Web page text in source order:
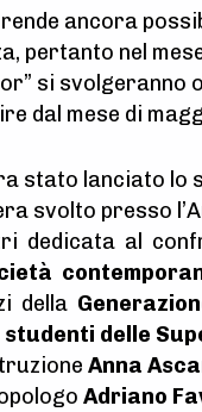
ancora
pertanto nel
si svolgeranno
dal mese di
stato lanciato lo
svolto presso
dedicata al
della
studenti delle
Anna
Adriano